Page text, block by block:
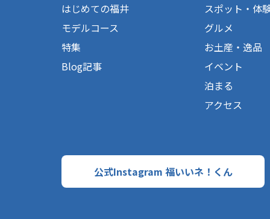
はじめての福井
モデルコース
特集
Blog記事
スポット・体
グルメ
お土産・逸品
イベント
泊まる
アクセス
公式Instagram 福いいネ！くん